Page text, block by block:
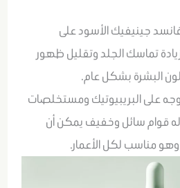
جينيفيك الأسود على
تماسك الجلد وتقليل ظهور
البشرة بشكل عام.
على البريبيوتيك ومستخلصات
له قوام سائل وخفيف يمكن أن
مناسب لكل الأعمار.